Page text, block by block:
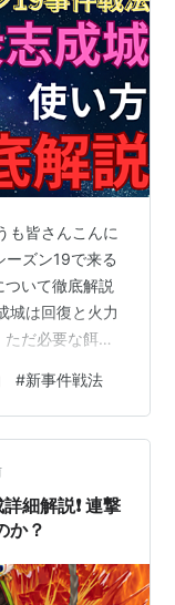
も皆さんこんに
ーズン19で来る
いて徹底解説
城は回復と火力
だ必要な餌が
いくのでぜひ
やっていきまし
志成城ってどん
使い方 ２ 衆志
〜 ・ 日…
#新事件戦法
細解説❗️ 連撃
か？